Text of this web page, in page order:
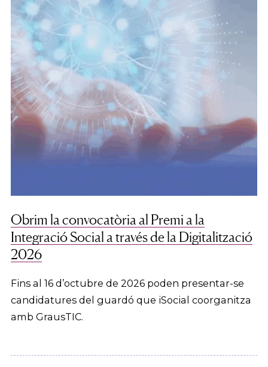
Obrim la convocatòria al Premi a la
Integració Social a través de la Digitalització
2026
Fins al 16 d’octubre de 2026 poden presentar-se
candidatures del guardó que iSocial coorganitza
amb GrausTIC.